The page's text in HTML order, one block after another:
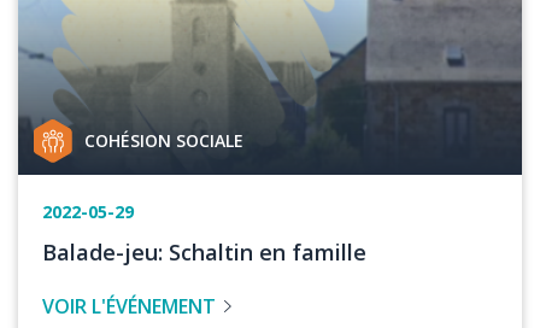
Catégorie
de
COHÉSION SOCIALE
Date
de
l'événement
2022-05-29
Titre
l'évenement
Balade-jeu: Schaltin en famille
VOIR L'ÉVÉNEMENT